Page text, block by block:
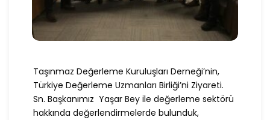
Taşınmaz Değerleme Kuruluşları Derneği’nin,
Türkiye Değerleme Uzmanları Birliği’ni Ziyareti.
Sn. Başkanımız Yaşar Bey ile değerleme sektörü
hakkında değerlendirmelerde bulunduk,